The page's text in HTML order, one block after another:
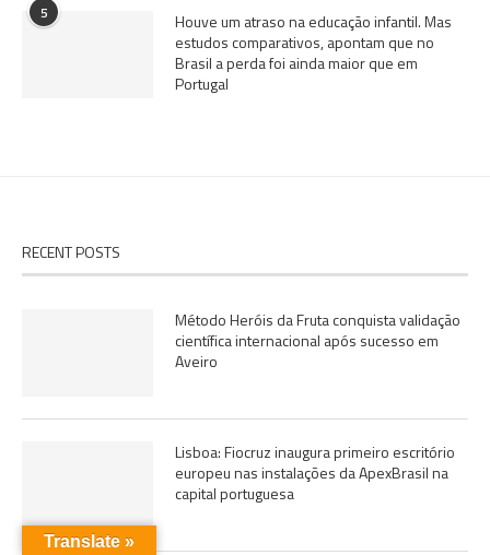
5
Houve um atraso na educação infantil. Mas
estudos comparativos, apontam que no
Brasil a perda foi ainda maior que em
Portugal
RECENT POSTS
Método Heróis da Fruta conquista validação
científica internacional após sucesso em
Aveiro
Lisboa: Fiocruz inaugura primeiro escritório
europeu nas instalações da ApexBrasil na
capital portuguesa
Translate »